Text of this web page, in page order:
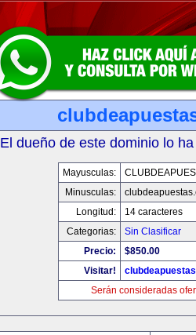
El dueño de este dominio lo
Mayusculas:
Minusculas:
Longitud:
14 caracteres
Categorias:
Sin Clasificar
Precio:
$850.00
Visitar!
Serán consideradas